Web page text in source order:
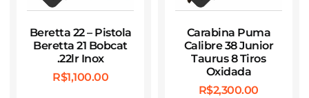
Beretta 22 – Pistola
Beretta 21 Bobcat
.22lr Inox
R$1,100.00
Carabina Puma
Calibre 38 Junior
Taurus 8 Tiros
Oxidada
R$2,300.00